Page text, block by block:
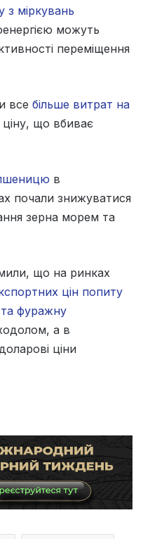
з міркувань
можуть
переміщення
все більше витрат на
що вбиває
пшеницю в
почали знижуватися
зерна морем та
що на ринках
цін попиту
фуражну
а в
ціни